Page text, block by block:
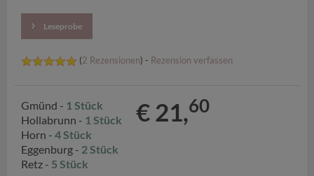
Leseprobe
(2 Rezensionen) - Rezension verfassen
Gmünd - 1 Stück
Hollabrunn - 1 Stück
Horn - 4 Stück
Eggenburg - 2 Stück
Retz - 5 Stück
€ 21,60